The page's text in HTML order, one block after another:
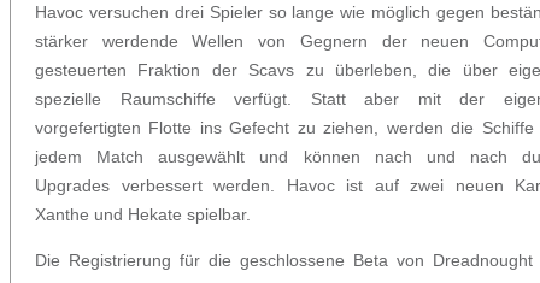
Havoc versuchen drei Spieler so lange wie möglich gegen
stärker werdende Wellen von Gegnern der neuen
gesteuerten Fraktion der Scavs zu überleben, die über
spezielle Raumschiffe verfügt. Statt aber mit der
vorgefertigten Flotte ins Gefecht zu ziehen, werden die Schiffe
jedem Match ausgewählt und können nach und nach
Upgrades verbessert werden. Havoc ist auf zwei neuen
Xanthe und Hekate spielbar.
Die Registrierung für die geschlossene Beta von Dreadnought